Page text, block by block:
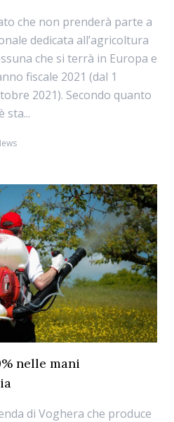
che non prenderà parte a
dedicata all’agricoltura
che si terrà in Europa e
fiscale 2021 (dal 1
2021). Secondo quanto
sta...
nelle mani
di Voghera che produce